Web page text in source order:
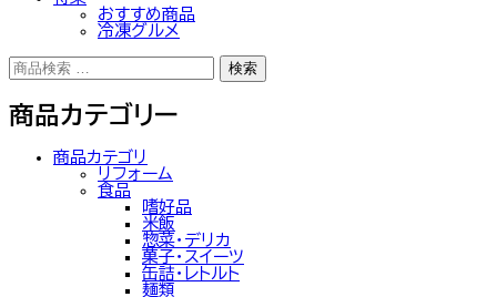
おすすめ商品
冷凍グルメ
検
索
象:
検索
商品カテゴリー
商品カテゴリ
リフォーム
食品
嗜好品
米飯
惣菜・デリカ
菓子・スイーツ
缶詰・レトルト
麺類